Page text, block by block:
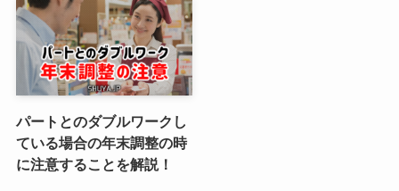
パートとのダブルワークし
ている場合の年末調整の時
に注意することを解説！